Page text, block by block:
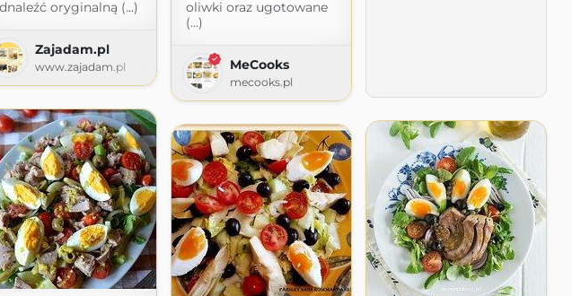
oryginalną (...)
Zajadam.pl
www.zajadam.pl
oliwki oraz ugotowane
(...)
MeCooks
mecooks.pl